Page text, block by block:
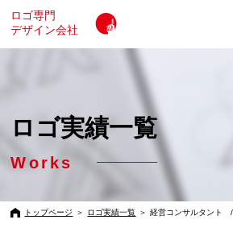
ロゴ専門
デザイン会社
ロゴ実績一覧
Works
トップページ ＞ ロゴ実績一覧 ＞ 経営コンサルタント